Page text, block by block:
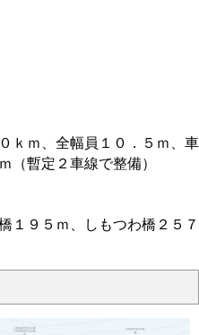
ｋｍ、全幅員１０．５ｍ、車
（暫定２車線で整備）
１９５ｍ、しもつわ橋２５７